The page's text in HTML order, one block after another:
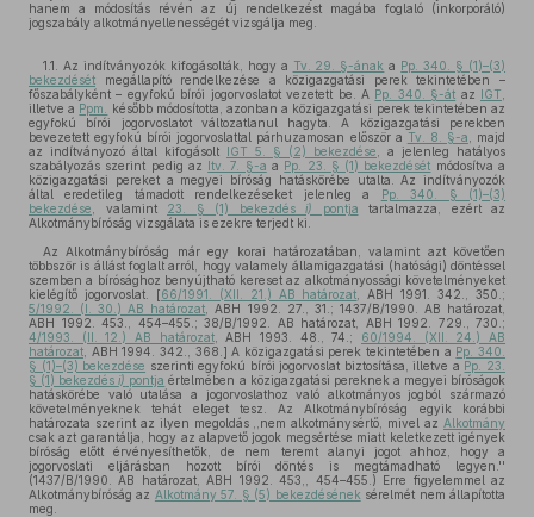
hanem a módosítás révén az új rendelkezést magába foglaló (inkorporáló)
jogszabály alkotmányellenességét vizsgálja meg.
1.1. Az indítványozók kifogásolták, hogy a Tv. 29. §-ának a Pp. 340. § (1)–(3)
bekezdését megállapító rendelkezése a közigazgatási perek tekintetében –
főszabályként – egyfokú bírói jogorvoslatot vezetett be. A Pp. 340. §-át az IGT
illetve a Ppm.
később módosította, azonban a közigazgatási perek tekintetében az
egyfokú bírói jogorvoslatot változatlanul hagyta. A közigazgatási perekben
bevezetett egyfokú bírói jogorvoslattal párhuzamosan először a Tv. 8. §-a , majd
az indítványozó által kifogásolt IGT 5. § (2) bekezdése , a jelenleg hatályos
szabályozás szerint pedig az Itv. 7. §-a a Pp. 23. § (1) bekezdését módosítva a
közigazgatási pereket a megyei bíróság hatáskörébe utalta. Az indítványozók
által eredetileg támadott rendelkezéseket jelenleg a
Pp. 340. § (1)–(3)
bekezdése , valamint 23. § (1) bekezdés i) pontja tartalmazza, ezért az
Alkotmánybíróság vizsgálata is ezekre terjedt ki.
Az Alkotmánybíróság már egy korai határozatában, valamint azt követően
többször is állást foglalt arról, hogy valamely államigazgatási (hatósági) döntéssel
szemben a bírósághoz benyújtható kereset az alkotmányossági követelményeket
kielégítő jogorvoslat. [66/1991. (XII. 21.) AB határozat , ABH 1991. 342., 350.;
5/1992. (I. 30.) AB határozat , ABH 1992. 27., 31.; 1437/B/1990. AB határozat,
ABH 1992. 453., 454–455.; 38/B/1992. AB határozat, ABH 1992. 729., 730.;
4/1993. (II. 12.) AB határozat, ABH 1993. 48., 74.; 60/1994. (XII. 24.) AB
határozat , ABH 1994. 342., 368.] A közigazgatási perek tekintetében a Pp. 340.
§ (1)–(3) bekezdése szerinti egyfokú bírói jogorvoslat biztosítása, illetve a Pp. 23.
§ (1) bekezdési) pontja értelmében a közigazgatási pereknek a megyei bíróságok
hatáskörébe való utalása a jogorvoslathoz való alkotmányos jogból származó
követelményeknek tehát eleget tesz. Az Alkotmánybíróság egyik korábbi
határozata szerint az ilyen megoldás ,,nem alkotmánysértő, mivel az Alkotmány
csak azt garantálja, hogy az alapvető jogok megsértése miatt keletkezett igények
bíróság előtt érvényesíthetők, de nem teremt alanyi jogot ahhoz, hogy a
jogorvoslati eljárásban hozott bírói döntés is megtámadható legyen.''
(1437/B/1990. AB határozat, ABH 1992. 453,, 454–455.) Erre figyelemmel az
Alkotmánybíróság az Alkotmány 57. § (5) bekezdésének sérelmét nem állapította
meg.